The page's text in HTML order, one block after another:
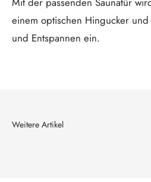
einem optischen Hingucker
und Entspannen ein.